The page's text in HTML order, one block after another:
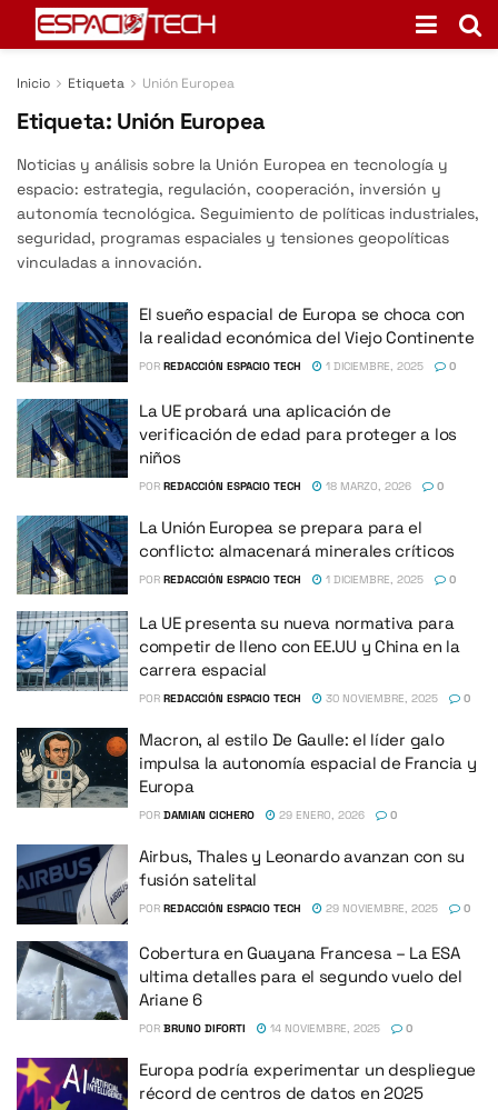
Inicio Etiqueta Unión Europea
Etiqueta: Unión Europea
Noticias y análisis sobre la Unión Europea en tecnología y
espacio: estrategia, regulación, cooperación, inversión y
autonomía tecnológica. Seguimiento de políticas industriales,
seguridad, programas espaciales y tensiones geopolíticas
vinculadas a innovación.
El sueño espacial de Europa se choca con
la realidad económica del Viejo Continente
POR REDACCIÓN ESPACIO TECH 1 DICIEMBRE, 2025 0
La UE probará una aplicación de
verificación de edad para proteger a los
niños
POR REDACCIÓN ESPACIO TECH 18 MARZO, 2026 0
La Unión Europea se prepara para el
conflicto: almacenará minerales críticos
POR REDACCIÓN ESPACIO TECH 1 DICIEMBRE, 2025 0
La UE presenta su nueva normativa para
competir de lleno con EE.UU y China en la
carrera espacial
POR REDACCIÓN ESPACIO TECH 30 NOVIEMBRE, 2025 0
Macron, al estilo De Gaulle: el líder galo
impulsa la autonomía espacial de Francia y
Europa
POR DAMIAN CICHERO 29 ENERO, 2026 0
Airbus, Thales y Leonardo avanzan con su
fusión satelital
POR REDACCIÓN ESPACIO TECH 29 NOVIEMBRE, 2025 0
Cobertura en Guayana Francesa – La ESA
ultima detalles para el segundo vuelo del
Ariane 6
POR BRUNO DIFORTI 14 NOVIEMBRE, 2025 0
Europa podría experimentar un despliegue
récord de centros de datos en 2025